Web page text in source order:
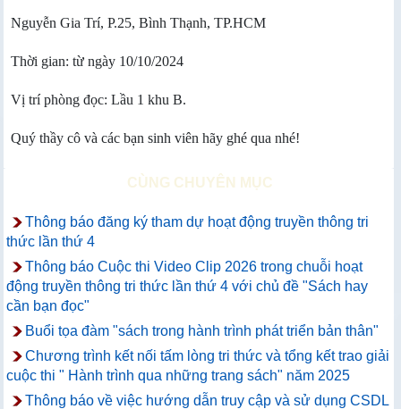
Nguyễn Gia Trí, P.25, Bình Thạnh, TP.HCM
Thời gian: từ ngày 10/10/2024
Vị trí phòng đọc: Lầu 1 khu B.
Quý thầy cô và các bạn sinh viên hãy ghé qua nhé!
CÙNG CHUYÊN MỤC
Thông báo đăng ký tham dự hoạt động truyền thông tri
thức lần thứ 4
Thông báo Cuộc thi Video Clip 2026 trong chuỗi hoạt
động truyền thông tri thức lần thứ 4 với chủ đề "Sách hay
cần bạn đọc"
Buổi tọa đàm "sách trong hành trình phát triển bản thân"
Chương trình kết nối tấm lòng tri thức và tổng kết trao giải
cuộc thi " Hành trình qua những trang sách" năm 2025
Thông báo về việc hướng dẫn truy cập và sử dụng CSDL